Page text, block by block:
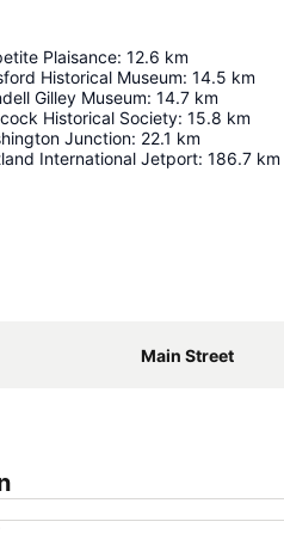
Plaisance: 12.6 km
Historical Museum: 14.5 km
Gilley Museum: 14.7 km
Historical Society: 15.8 km
Junction: 22.1 km
International Jetport: 186.7 km
Main Street